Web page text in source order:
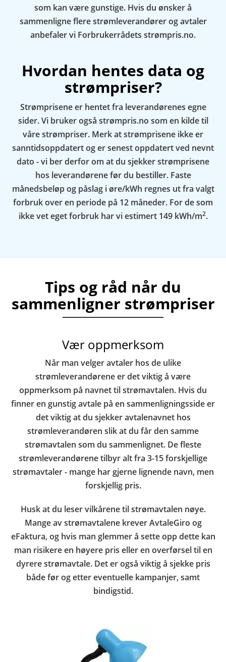
som kan være gunstige. Hvis du ønsker å
sammenligne flere strømleverandører og avtaler
anbefaler vi Forbrukerrådets strømpris.no.
Hvordan hentes data og
strømpriser?
Strømprisene er hentet fra leverandørenes egne
sider. Vi bruker også strømpris.no som en kilde til
våre strømpriser. Merk at strømprisene ikke er
sanntidsoppdatert og er senest oppdatert ved nevnt
dato - vi ber derfor om at du sjekker strømprisene
hos leverandørene før du bestiller. Faste
månedsbeløp og påslag i øre/kWh regnes ut fra valgt
forbruk over en periode på 12 måneder. For de som
ikke vet eget forbruk har vi estimert 149 kWh/m2.
Tips og råd når du
sammenligner strømpriser
Vær oppmerksom
Når man velger avtaler hos de ulike
strømleverandørene er det viktig å være
oppmerksom på navnet til strømavtalen. Hvis du
finner en gunstig avtale på en sammenligningsside er
det viktig at du sjekker avtalenavnet hos
strømleverandøren slik at du får den samme
strømavtalen som du sammenlignet. De fleste
strømleverandørene tilbyr alt fra 3-15 forskjellige
strømavtaler - mange har gjerne lignende navn, men
forskjellig pris.
Husk at du leser vilkårene til strømavtalen nøye.
Mange av strømavtalene krever AvtaleGiro og
eFaktura, og hvis man glemmer å sette opp dette kan
man risikere en høyere pris eller en overførsel til en
dyrere strømavtale. Det er også viktig å sjekke pris
både før og etter eventuelle kampanjer, samt
bindigstid.